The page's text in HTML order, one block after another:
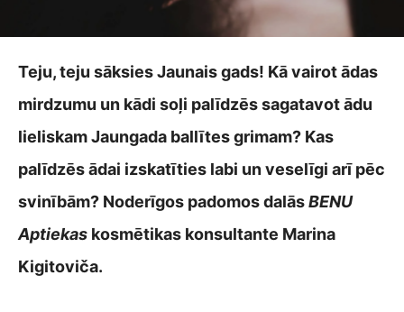
Teju, teju sāksies Jaunais gads! Kā vairot ādas
mirdzumu un kādi soļi palīdzēs sagatavot ādu
lieliskam Jaungada ballītes grimam? Kas
palīdzēs ādai izskatīties labi un veselīgi arī pēc
svinībām? Noderīgos padomos dalāsBENU
Aptiekas kosmētikas konsultante Marina
Kigitoviča.